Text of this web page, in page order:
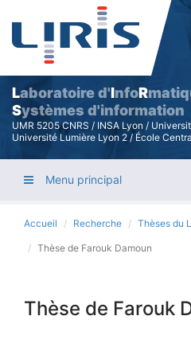
au
Laboratoire d'InfoR
Systèmes d'information
UMR 5205 CNRS / INSA Lyon /
Université Lumière Lyon 2 / École
Menu principal
Accueil Recherche Thèses du
Thèse de Farouk Damoun
Thèse de Farouk